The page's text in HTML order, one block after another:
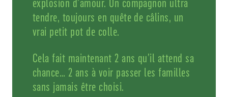
explosion d’amour. Un compagnon ultra
tendre, toujours en quête de câlins, un
vrai petit pot de colle.
Cela fait maintenant 2 ans qu’il attend sa
chance… 2 ans à voir passer les familles
sans jamais être choisi.